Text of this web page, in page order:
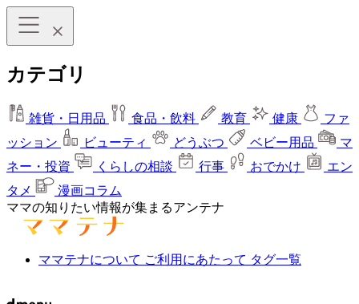
カテゴリ
雑貨・日用品 食品・飲料 教育 健康
ファ
ッション
ビューティ どうぶつ ベビー用品
マ
ネー・投資
くらしの相談 行事 おでかけ
エン
タメ
漫画コラム
ママの知りたい情報が集まるアンテナ
ママテナについて ご利用にあたって タグ一覧